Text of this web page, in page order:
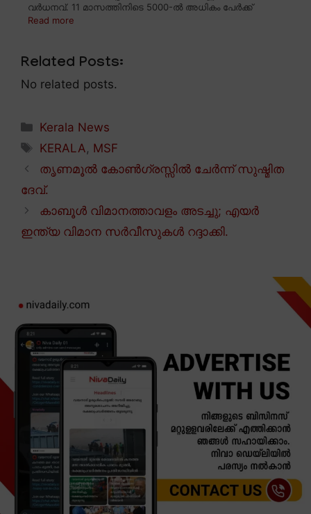
വർധനവ്. 11 മാസത്തിനിടെ 5000-ൽ അധികം പേർക്ക്
Read more
Related Posts:
No related posts.
Categories
Kerala News
Tags
KERALA, MSF
തൃണമൂൽ കോൺഗ്രസ്സിൽ ചേർന്ന് സുഷ്മിത
ദേവ്.
കാബൂൾ വിമാനത്താവളം അടച്ചു; എയർ
ഇന്ത്യ വിമാന സർവീസുകൾ റദ്ദാക്കി.